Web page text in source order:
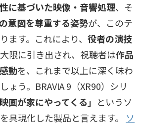
に基づいた映像・音響処理、そ
意図を尊重する姿勢が、このテ
ます。これにより、 役者の演技
限に引き出され、視聴者は作品
動を、これまで以上に深く味わ
ょう。BRAVIA 9（XR90）シリ
映画が家にやってくる」 というソ
具現化した製品と言えます。 ソ